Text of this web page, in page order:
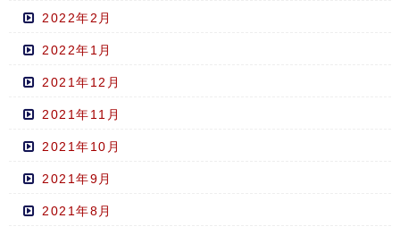
2022年2月
2022年1月
2021年12月
2021年11月
2021年10月
2021年9月
2021年8月